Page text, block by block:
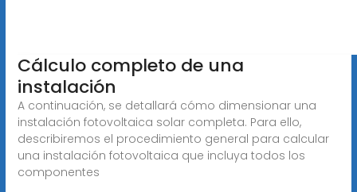
Cálculo completo de una
instalación
A continuación, se detallará cómo dimensionar una
instalación fotovoltaica solar completa. Para ello,
describiremos el procedimiento general para calcular
una instalación fotovoltaica que incluya todos los
componentes